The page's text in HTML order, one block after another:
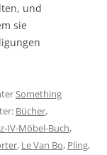
und
sie
Something
Bücher,
IV-Möbel-Buch,
, Le Van Bo, Pling,